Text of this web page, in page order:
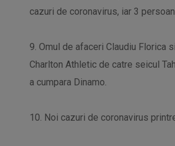
cazuri de coronavirus, iar 3
9. Omul de afaceri Claudiu Florica
Charlton Athletic de catre seicul
a cumpara Dinamo.
10. Noi cazuri de coronavirus